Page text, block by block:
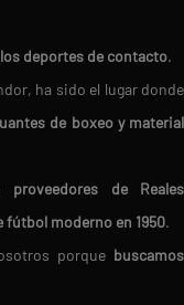
deportes de contacto.
ha sido el lugar donde
de boxeo y material
proveedores de Reales
fútbol moderno en 1950.
porque buscamos